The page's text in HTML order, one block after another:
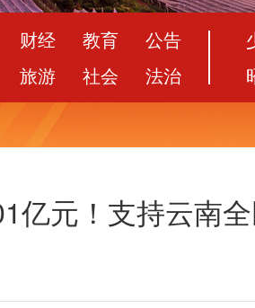
财经 教育
公告
旅游
社会 法治
亿元！支持云南